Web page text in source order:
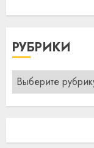
РУБРИКИ
Рубрики